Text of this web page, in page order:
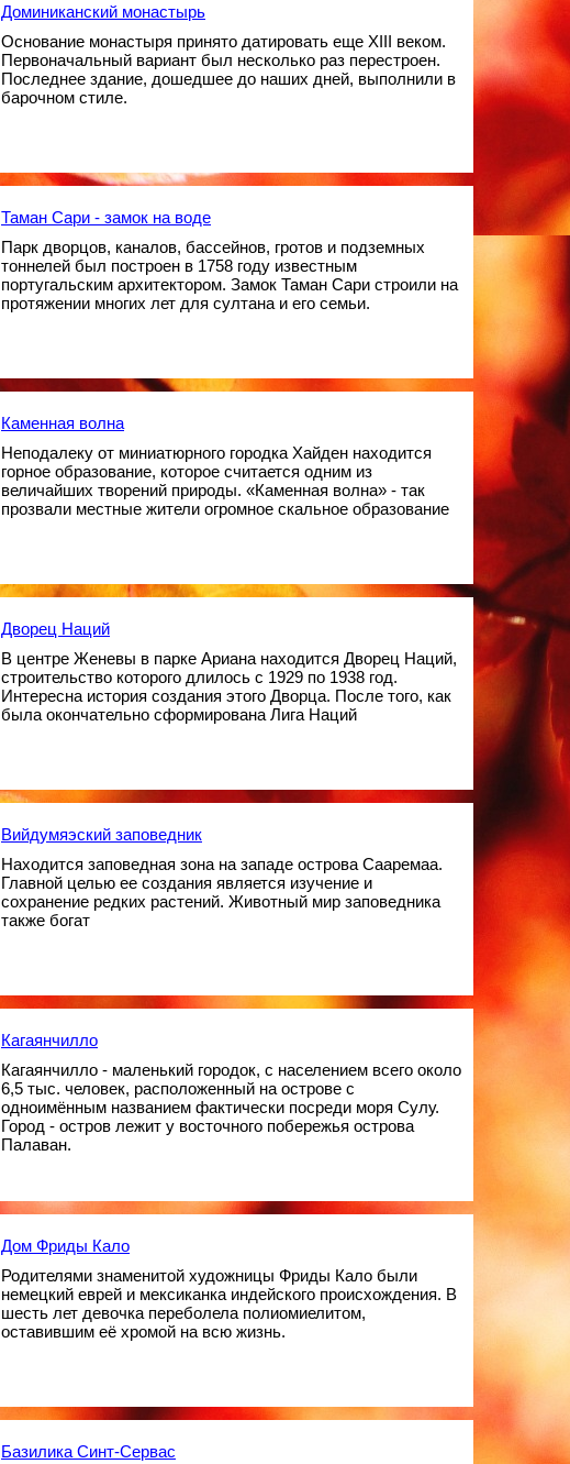
Доминиканский монастырь
Основание монастыря принято датировать еще XIII веком.
Первоначальный вариант был несколько раз перестроен.
Последнее здание, дошедшее до наших дней, выполнили в
барочном стиле.
Таман Сари - замок на воде
Парк дворцов, каналов, бассейнов, гротов и подземных
тоннелей был построен в 1758 году известным
португальским архитектором. Замок Таман Сари строили на
протяжении многих лет для султана и его семьи.
Каменная волна
Неподалеку от миниатюрного городка Хайден находится
горное образование, которое считается одним из
величайших творений природы. «Каменная волна» - так
прозвали местные жители огромное скальное образование
Дворец Наций
В центре Женевы в парке Ариана находится Дворец Наций,
строительство которого длилось с 1929 по 1938 год.
Интересна история создания этого Дворца. После того, как
была окончательно сформирована Лига Наций
Вийдумяэский заповедник
Находится заповедная зона на западе острова Сааремаа.
Главной целью ее создания является изучение и
сохранение редких растений. Животный мир заповедника
также богат
Кагаянчилло
Кагаянчилло - маленький городок, с населением всего около
6,5 тыс. человек, расположенный на острове с
одноимённым названием фактически посреди моря Сулу.
Город - остров лежит у восточного побережья острова
Палаван.
Дом Фриды Кало
Родителями знаменитой художницы Фриды Кало были
немецкий еврей и мексиканка индейского происхождения. В
шесть лет девочка переболела полиомиелитом,
оставившим её хромой на всю жизнь.
Базилика Синт-Сервас